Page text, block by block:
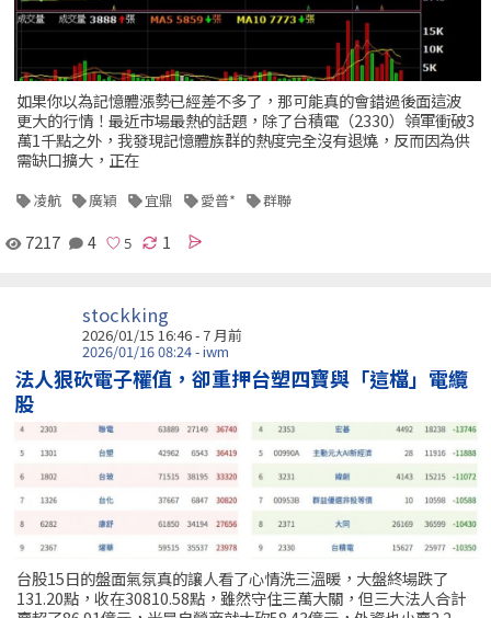
如果你以為記憶體漲勢已經差不多了，那可能真的會錯過後面這波
更大的行情！最近市場最熱的話題，除了台積電（2330）領軍衝破3
萬1千點之外，我發現記憶體族群的熱度完全沒有退燒，反而因為供
需缺口擴大，正在
凌航 廣穎 宜鼎 愛普* 群聯
7217 4 1
stockking
2026/01/15 16:46 - 7 月前
2026/01/16 08:24 - iwm
法人狠砍電子權值，卻重押台塑四寶與「這檔」電纜
股
台股15日的盤面氣氛真的讓人看了心情洗三溫暖，大盤終場跌了
131.20點，收在30810.58點，雖然守住三萬大關，但三大法人合計